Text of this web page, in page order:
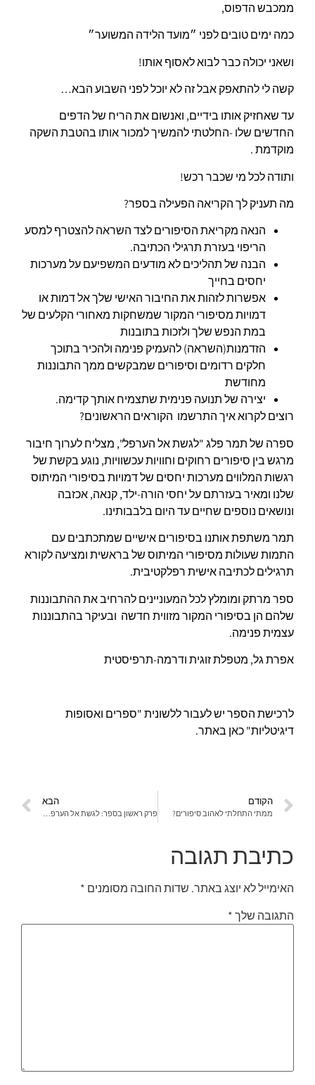
ממכבש הדפוס,
כמה ימים טובים לפני ״מועד הלידה המשוער״
ושאני יכולה כבר לבוא לאסוף אותו!
קשה לי להתאפק אבל זה לא יוכל לפני השבוע הבא…
עד שאחזיק אותו בידיים, ואנשום את הריח של הדפים
החדשים שלו -החלטתי להמשיך למכור אותו בהטבת השקה
מוקדמת .
ותודה לכל מי שכבר רכש!
מה תעניק לך הקריאה הפעילה בספר?
הנאה מקריאת הסיפורים לצד השראה להצטרף למסע
הריפוי בעזרת תרגילי הכתיבה.
הבנה של תהליכים לא מודעים המשפיעם על מערכות
יחסים בחייך
אפשרות לזהות את החיבור האישי שלך אל דמות או
דמויות מסיפורי המקור שמשחקות מאחורי הקלעים של
במת הנפש שלך ולזכות בתובנות
הזדמנות(השראה) להעמיק פנימה ולהכיר בתוכך
חלקים רדומים וסיפורים שמבקשים ממך התבוננות
מחודשת
יצירה של תנועה פנימית שתצמיח אותך קדימה.
רוצים לקרוא איך התרשמו הקוראים הראשונים?
ספרה של תמר פלג "לגשת אל הערפל", מצליח לערוך חיבור
מרגש בין סיפורים רחוקים וחוויות עכשוויות, נוגע בקשת של
רגשות המלווים מערכות יחסים של דמויות בסיפורי המיתוס
שלנו ומאיר בעזרתם על יחסי הורה-ילד, קנאה, אכזבה
ונושאים נוספים שחיים עד היום בלבבותינו.
תמר משתפת אותנו בסיפורים אישיים שמתכתבים עם
התמות שעולות מסיפורי המיתוס של בראשית ומציעה לקורא
תרגילים לכתיבה אישית רפלקטיבית.
ספר מרתק ומומלץ לכל המעוניינים להרחיב את ההתבוננות
שלהם הן בסיפורי המקור מזווית חדשה ובעיקר בהתבוננות
עצמית פנימה.
אפרת גל, מטפלת זוגית ודרמה-תרפיסטית
לרכישת הספר יש לעבור ללשונית "ספרים ואסופות
דיגיטליות" כאן באתר.
הקודם
ממתי התחלתי לאהוב סיפורים?
הבא
כתיבת תגובה
האימייל לא יוצג באתר. שדות החובה מסומנים *
התגובה שלך*